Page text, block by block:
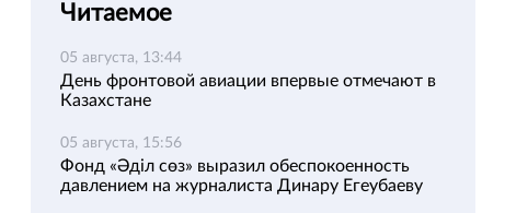
Читаемое
05 августа, 13:44
День фронтовой авиации впервые отмечают в
Казахстане
05 августа, 15:56
Фонд «Әділ сөз» выразил обеспокоенность
давлением на журналиста Динару Егеубаеву